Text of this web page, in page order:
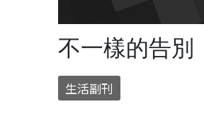
不一樣的告別
生活副刊